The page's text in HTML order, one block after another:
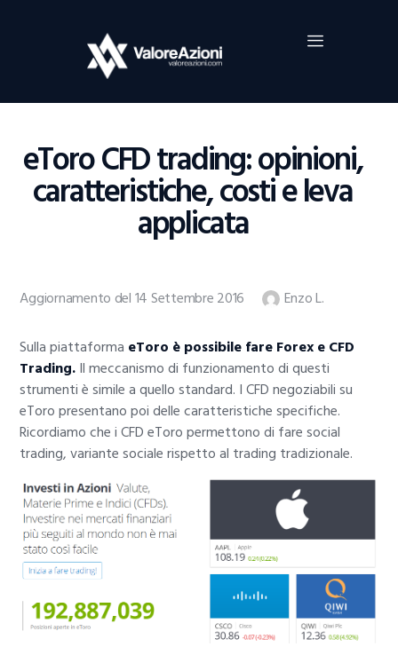
eToro CFD trading: opinioni,
caratteristiche, costi e leva
applicata
Home
Investimenti
Borsa
Guide Al Trading
Criptovalute
Aggiornamento del 14 Settembre 2016 Enzo L.
Sulla piattaforma eToro è possibile fare Forex e CFD
Trading.Il meccanismo di funzionamento di questi
strumenti è simile a quello standard. I CFD negoziabili su
eToro presentano poi delle caratteristiche specifiche.
Ricordiamo che i CFD eToro permettono di fare social
trading, variante sociale rispetto al trading tradizionale.